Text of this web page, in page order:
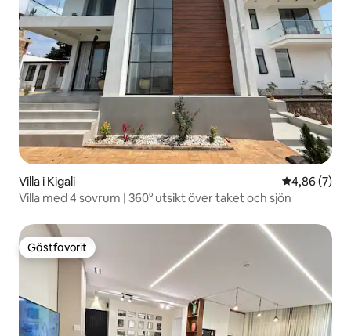
Villa i Kigali 4,86 av 5 i
4,86 (7)
Villa med 4 sovrum | 360° utsikt över taket och sjön
Gästfavorit
Gästfavorit